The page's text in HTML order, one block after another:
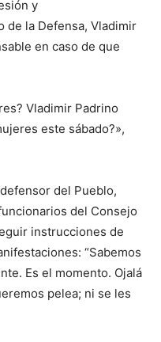
y
de la Defensa, Vladimir
en caso de que
Vladimir Padrino
este sábado?»,
del Pueblo,
del Consejo
instrucciones de
“Sabemos
Es el momento. Ojalá
pelea; ni se les